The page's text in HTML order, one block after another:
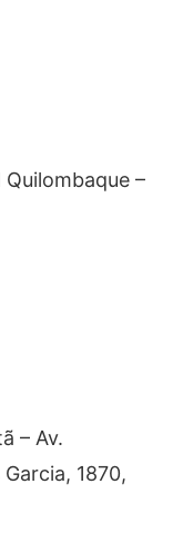
Quilombaque –
– Av.
1870,